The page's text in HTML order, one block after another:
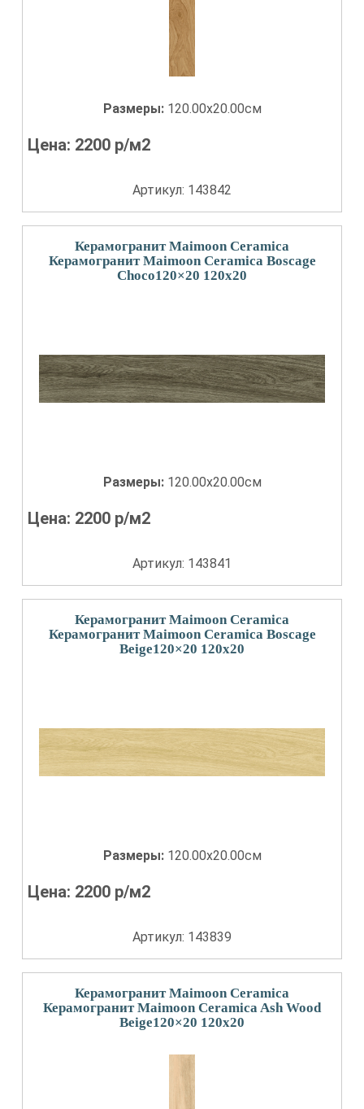
Размеры: 120.00x20.00см
Цена: 2200 р/м2
Артикул: 143842
Керамогранит Maimoon Ceramica
Керамогранит Maimoon Ceramica Boscage
Choco120×20 120x20
Размеры: 120.00x20.00см
Цена: 2200 р/м2
Артикул: 143841
Керамогранит Maimoon Ceramica
Керамогранит Maimoon Ceramica Boscage
Beige120×20 120x20
Размеры: 120.00x20.00см
Цена: 2200 р/м2
Артикул: 143839
Керамогранит Maimoon Ceramica
Керамогранит Maimoon Ceramica Ash Wood
Beige120×20 120x20